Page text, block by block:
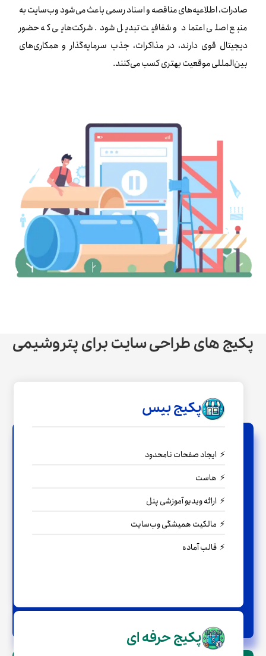
صادرات، اطلاعیه‌های مناقصه و اسناد رسمی باعث می‌شود وب‌سایت به
منبع اصلی اعتماد و شفافیت تبدیل شود. شرکت‌هایی که حضور
دیجیتال قوی دارند، در مذاکرات، جذب سرمایه‌گذار و همکاری‌های
بین‌المللی موقعیت بهتری کسب می‌کنند.
پکیج های طراحی سایت برای پتروشیمی
پکیج بیس
ایجاد صفحات نامحدود
هاست
ارائه ویدیو آموزشی پنل
مالکیت همیشگی وب‌سایت
قالب آماده
پکیج حرفه ای